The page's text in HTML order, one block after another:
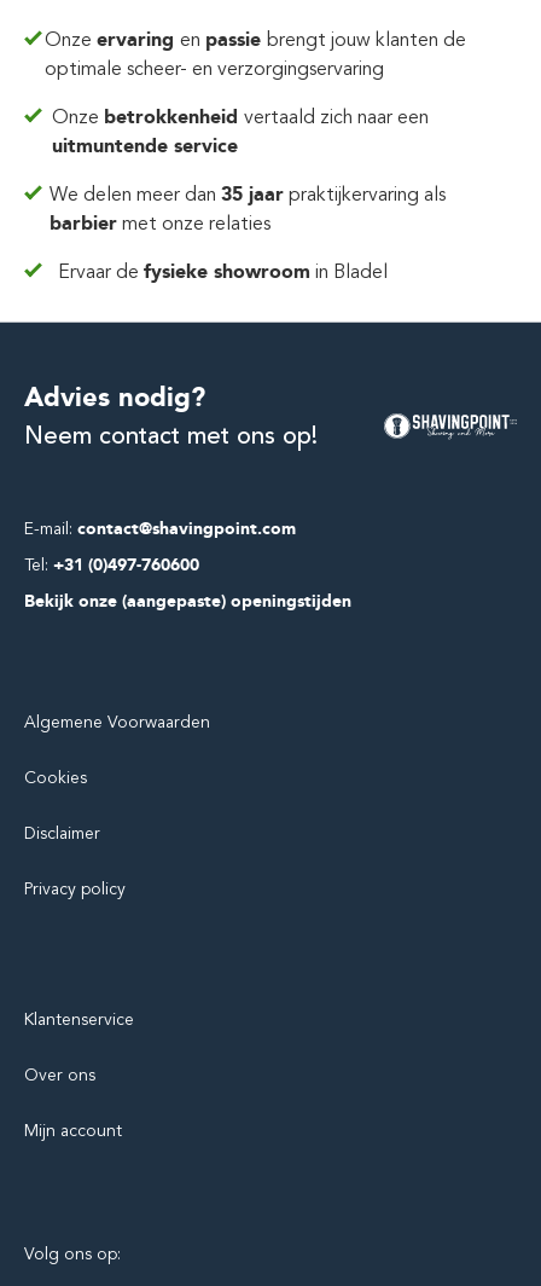
Onzeervaringen passie brengt jouw klanten de
optimale scheer- en verzorgingservaring
Onze betrokkenheid vertaald zich naar een
uitmuntende service
We delen meer dan 35 jaar praktijkervaring als
barbier met onze relaties
Ervaar de fysieke showroom in Bladel
E-mail: contact@shavingpoint.com
Tel: +31 (0)497-760600
Bekijk onze (aangepaste) openingstijden
Advies nodig?
Neem contact met ons op!
Algemene Voorwaarden
Cookies
Disclaimer
Privacy policy
Klantenservice
Over ons
Mijn account
Volg ons op: